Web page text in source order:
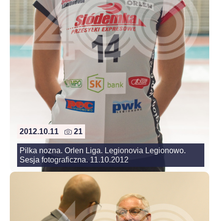
2012.10.11 21
Pilka nozna. Orlen Liga. Legionovia Legionowo.
Sesja fotograficzna. 11.10.2012